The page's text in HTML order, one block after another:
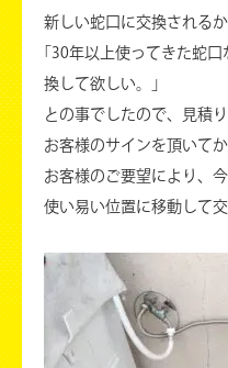
新しい蛇口に交換される
｢30年以上使ってきた蛇
換して欲しい。｣
との事でしたので、見積り
お客様のサインを頂いて
お客様のご要望により、
使い易い位置に移動して